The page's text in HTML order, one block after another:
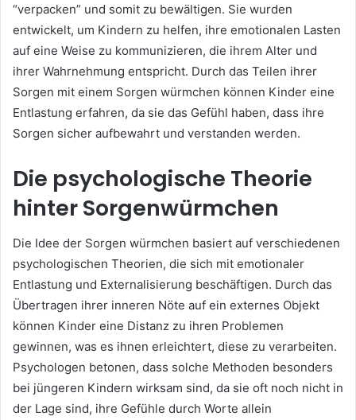
“verpacken” und somit zu bewältigen. Sie wurden
entwickelt, um Kindern zu helfen, ihre emotionalen Lasten
auf eine Weise zu kommunizieren, die ihrem Alter und
ihrer Wahrnehmung entspricht. Durch das Teilen ihrer
Sorgen mit einem Sorgen würmchen können Kinder eine
Entlastung erfahren, da sie das Gefühl haben, dass ihre
Sorgen sicher aufbewahrt und verstanden werden.
Die psychologische Theorie
hinter Sorgenwürmchen
Die Idee der Sorgen würmchen basiert auf verschiedenen
psychologischen Theorien, die sich mit emotionaler
Entlastung und Externalisierung beschäftigen. Durch das
Übertragen ihrer inneren Nöte auf ein externes Objekt
können Kinder eine Distanz zu ihren Problemen
gewinnen, was es ihnen erleichtert, diese zu verarbeiten.
Psychologen betonen, dass solche Methoden besonders
bei jüngeren Kindern wirksam sind, da sie oft noch nicht in
der Lage sind, ihre Gefühle durch Worte allein